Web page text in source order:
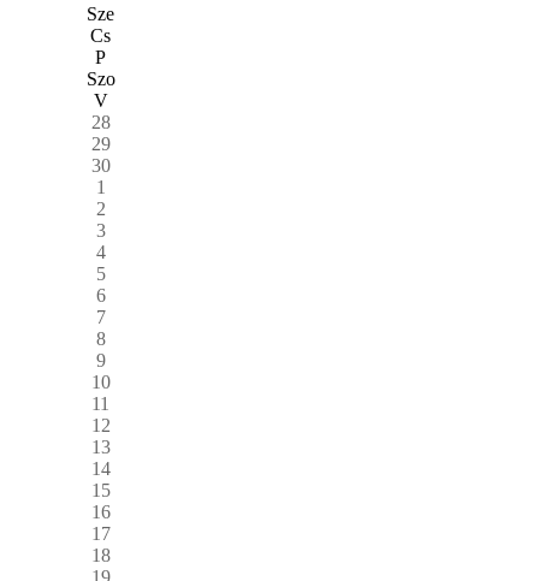
Sze
Cs
P
Szo
V
28
29
30
1
2
3
4
5
6
7
8
9
10
11
12
13
14
15
16
17
18
19